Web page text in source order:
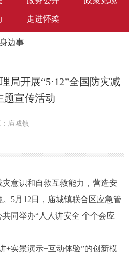
走进怀柔
边事
局开展“5·12”全国防灾减
题宣传活动
庙城镇
意识和自救互救能力，营造安
5月12日，庙城镇联合区应急管
同举办“人人讲安全 个个会应
实景演示+互动体验”的创新模